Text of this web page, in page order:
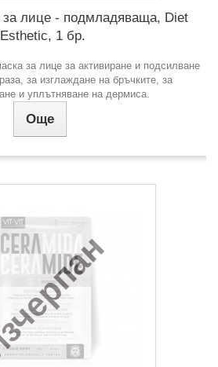
за лице - подмладяваща, Diet
Esthetic, 1 бр.
за лице за активиране и подсилване
за изглаждане на бръчките, за
и уплътняване на дермиса.
Още